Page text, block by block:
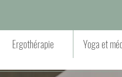
Ergothérapie Yoga et